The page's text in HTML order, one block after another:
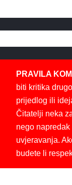
PRAVILA
biti kritika
prijedlog ili
Čitatelji neka
nego
uvjeravanja.
budete li